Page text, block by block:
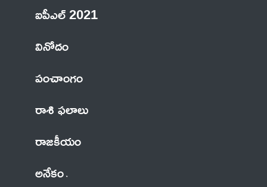
ఐపీఎల్ 2021
వినోదం
పంచాంగం
రాశి ఫలాలు
రాజకీయం
అనేకం